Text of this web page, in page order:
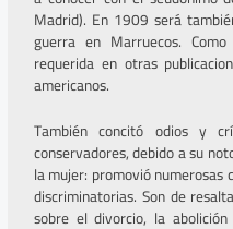
Madrid). En 1909 será
guerra en Marruecos.
requerida en otras
americanos.
También concitó odios y
conservadores, debido a su
la mujer: promovió numerosas
discriminatorias. Son de
sobre el divorcio, la